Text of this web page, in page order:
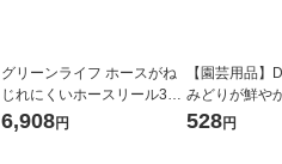
グリーンライフ ホースがね
じれにくいホースリール30
mセット PRQ-30T 1台
6,908円
【園芸用品】
みどりが鮮や
15610 1個
528円